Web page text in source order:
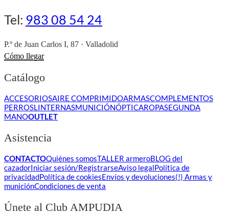
Tel: 983 08 54 24
P.º de Juan Carlos I, 87 · Valladolid
Cómo llegar
Catálogo
ACCESORIOSAIRE COMPRIMIDOARMASCOMPLEMENTOS
PERROSLINTERNASMUNICIÓNÓPTICAROPASEGUNDA
MANOOUTLET
Asistencia
CONTACTOQuiénes somosTALLER armeroBLOG del
cazadorIniciar sesión/RegistrarseAviso legalPolítica de
privacidadPolítica de cookiesEnvíos y devoluciones(!) Armas y
municiónCondiciones de venta
Únete al Club AMPUDIA